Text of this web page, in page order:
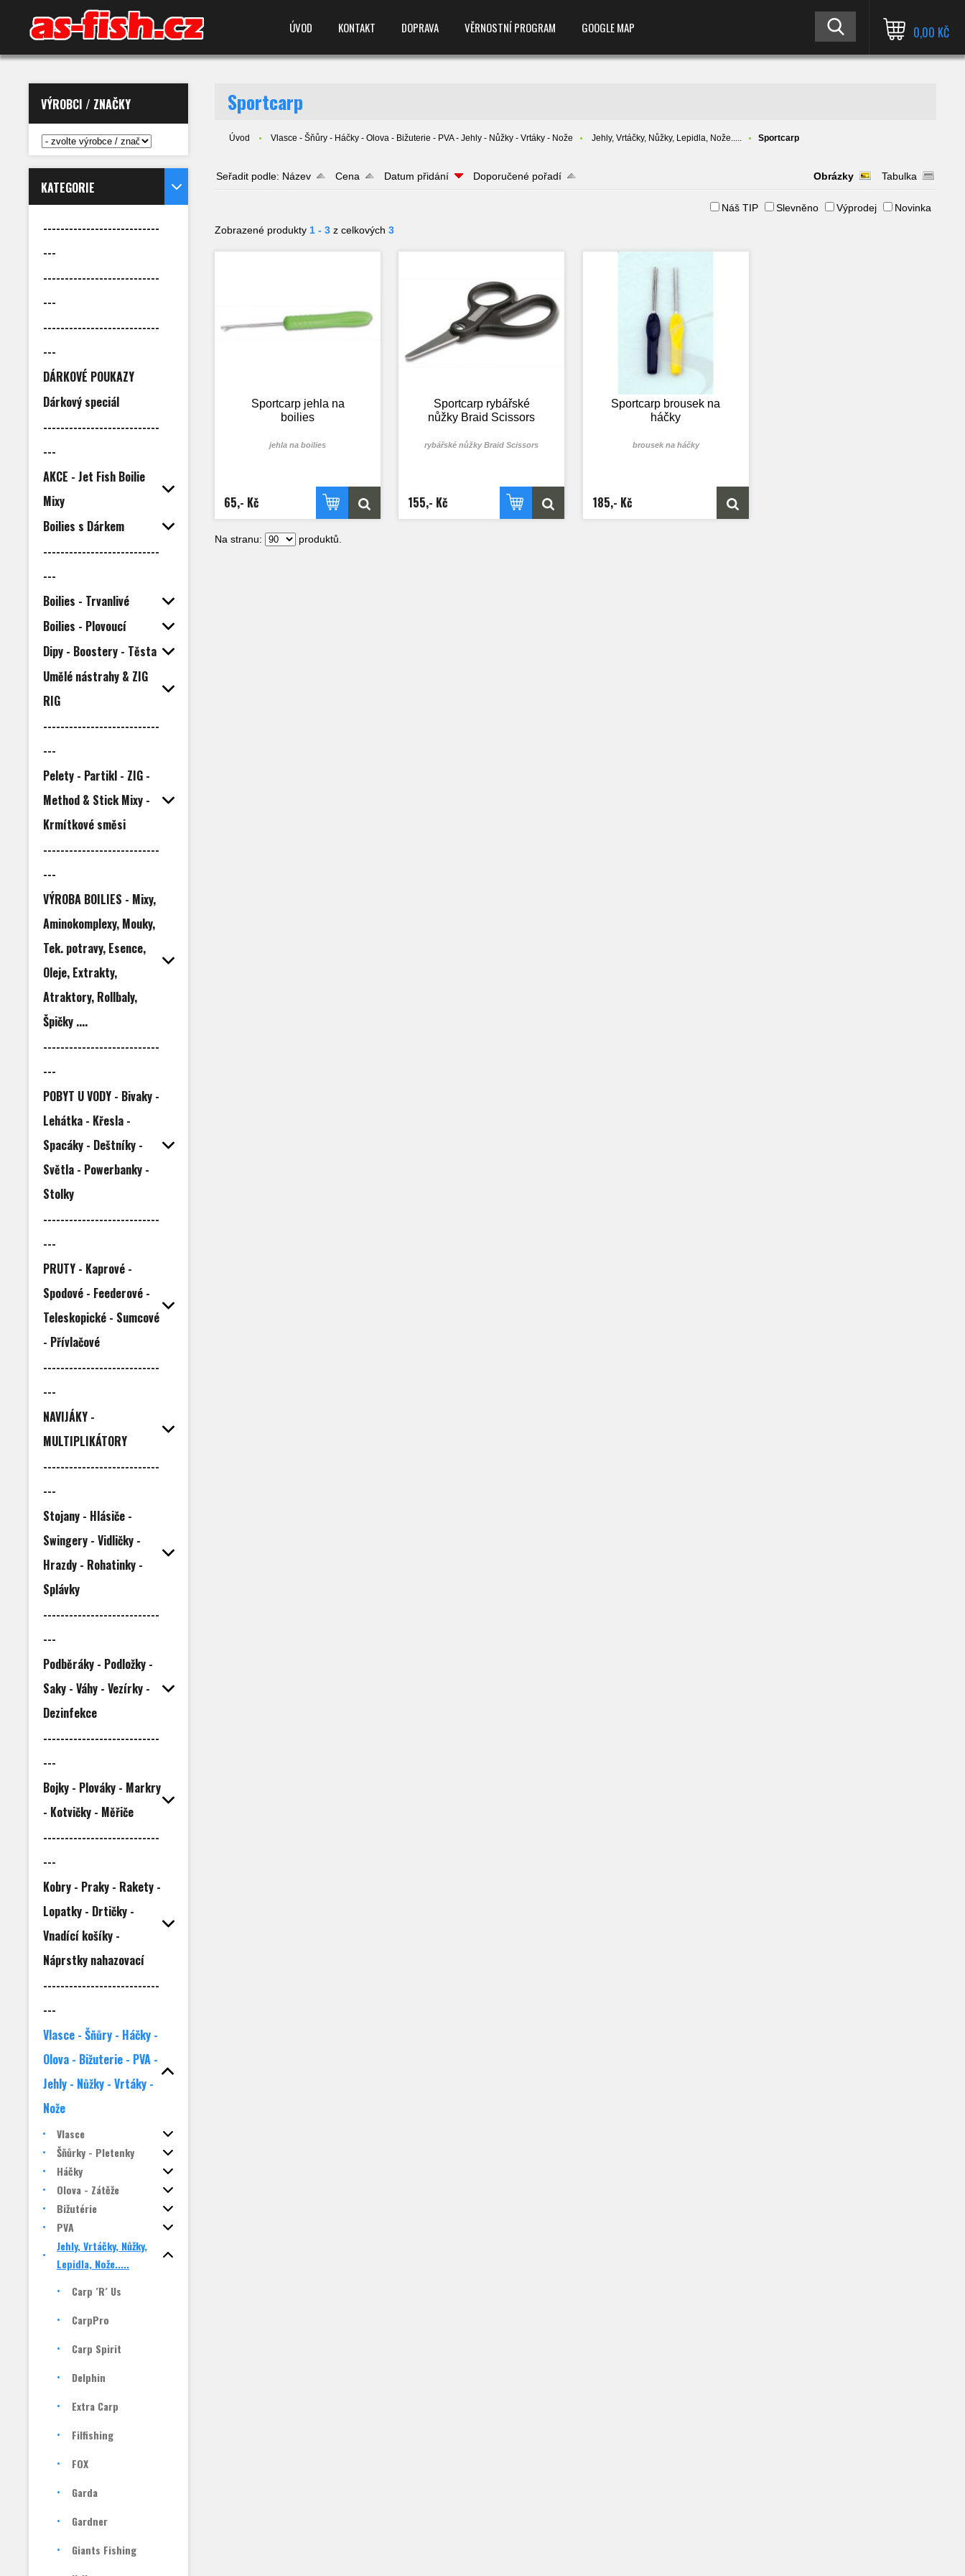
ÚVOD KONTAKT DOPRAVA VĚRNOSTNÍ PROGRAM GOOGLE MAP 0,00 KČ
VÝROBCI / ZNAČKY
KATEGORIE
---------------------------
---
---------------------------
---
---------------------------
---
DÁRKOVÉ POUKAZY
Dárkový speciál
---------------------------
---
AKCE - Jet Fish Boilie
Mixy
Boilies s Dárkem
---------------------------
---
Boilies - Trvanlivé
Boilies - Plovoucí
Dipy - Boostery - Těsta
Umělé nástrahy & ZIG
RIG
---------------------------
---
Pelety - Partikl - ZIG -
Method & Stick Mixy -
Krmítkové směsi
---------------------------
---
VÝROBA BOILIES - Mixy,
Aminokomplexy, Mouky,
Tek. potravy, Esence,
Oleje, Extrakty,
Atraktory, Rollbaly,
Špičky ....
---------------------------
---
POBYT U VODY - Bivaky -
Lehátka - Křesla -
Spacáky - Deštníky -
Světla - Powerbanky -
Stolky
---------------------------
---
PRUTY - Kaprové -
Spodové - Feederové -
Teleskopické - Sumcové
- Přívlačové
---------------------------
---
NAVIJÁKY -
MULTIPLIKÁTORY
---------------------------
---
Stojany - Hlásiče -
Swingery - Vidličky -
Hrazdy - Rohatinky -
Splávky
---------------------------
---
Podběráky - Podložky -
Saky - Váhy - Vezírky -
Dezinfekce
---------------------------
---
Bojky - Plováky - Markry
- Kotvičky - Měřiče
---------------------------
---
Kobry - Praky - Rakety -
Lopatky - Drtičky -
Vnadící košíky -
Náprstky nahazovací
---------------------------
---
Vlasce - Šňůry - Háčky -
Olova - Bižuterie - PVA -
Jehly - Nůžky - Vrtáky -
Nože
Vlasce
Šňůrky - Pletenky
Háčky
Olova - Zátěže
Bižutérie
PVA
Jehly, Vrtáčky, Nůžky,
Lepidla, Nože.....
Carp ´R´ Us
CarpPro
Carp Spirit
Delphin
Extra Carp
Filfishing
FOX
Garda
Gardner
Giants Fishing
Sportcarp
Úvod Vlasce - Šňůry - Háčky - Olova - Bižuterie - PVA - Jehly - Nůžky - Vrtáky - Nože Jehly, Vrtáčky, Nůžky, Lepidla, Nože..... Sportcarp
Seřadit podle: Název Cena Datum přidání Doporučené pořadí Obrázky Tabulka
Náš TIP Slevněno Výprodej
Novinka
Zobrazené produkty 1 - 3 z celkových3
Sportcarp jehla na
boilies
jehla na boilies
65,- Kč
Sportcarp rybářské
nůžky Braid Scissors
rybářské nůžky Braid Scissors
155,- Kč
Sportcarp brousek na
háčky
brousek na háčky
185,- Kč
Na stranu: produktů.